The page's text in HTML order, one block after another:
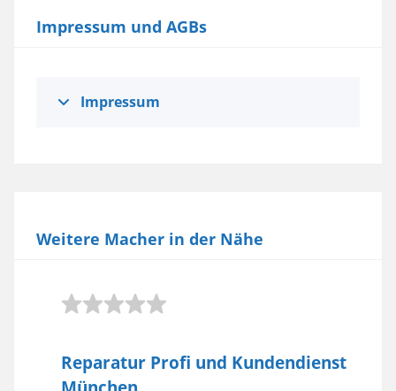
Impressum und AGBs
Impressum
Weitere Macher in der Nähe
Reparatur Profi und Kundendienst